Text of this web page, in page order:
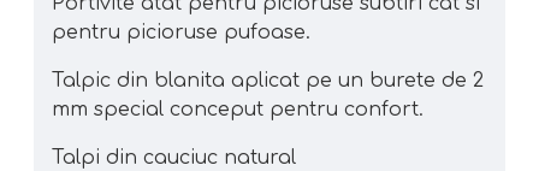
pentru picioruse pufoase.
Talpic din blanita aplicat pe un burete de 2
mm special conceput pentru confort.
Talpi din cauciuc natural